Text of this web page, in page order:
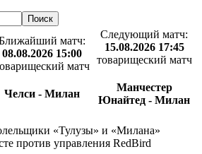
матч:
08.08.2026 15:00
матч
Челси - Милан
Следующий матч:
15.08.2026 17:45
товарищеский матч
Манчестер
Юнайтед - Милан
«Тулузы» и «Милана»
против управления RedBird